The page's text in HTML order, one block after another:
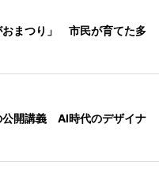
おまつり」 市民が育てた多
公開講義 AI時代のデザイナ